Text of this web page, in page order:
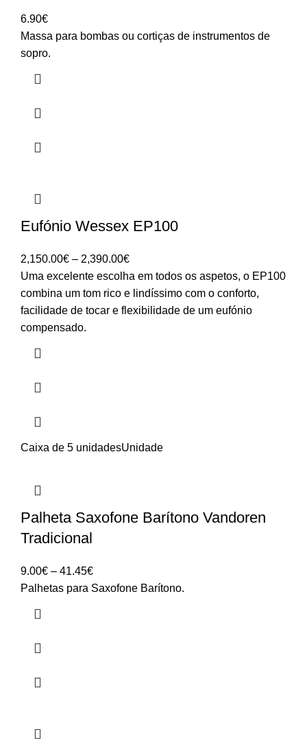
6.90€
Massa para bombas ou cortiças de instrumentos de
sopro.
Eufónio Wessex EP100
2,150.00€ – 2,390.00€Price
range:
2,150.00€
through
Uma excelente escolha em todos os aspetos, o EP100
combina um tom rico e lindíssimo com o conforto,
facilidade de tocar e flexibilidade de um eufónio
compensado.
Caixa de 5 unidadesUnidade
Palheta Saxofone Barítono Vandoren
Tradicional
9.00€ – 41.45€Price
range:
Palhetas para Saxofone Barítono.